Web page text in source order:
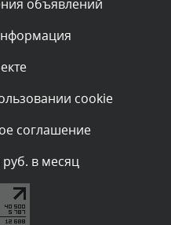
после проверки
объявлений
cookie
соглашение
руб. в месяц